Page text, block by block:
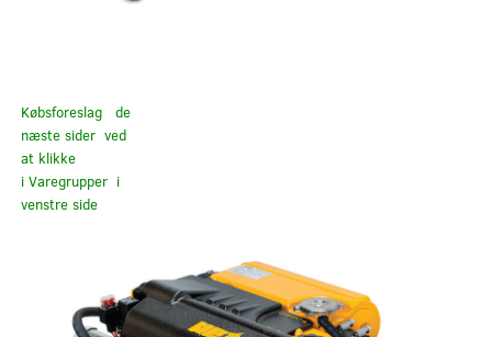
Købsforeslag de
næste sider ved
at klikke
i Varegrupper i
venstre side